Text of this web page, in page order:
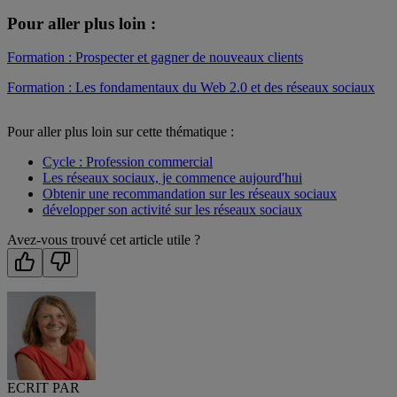
Pour aller plus loin :
Formation : Prospecter et gagner de nouveaux clients
Formation : Les fondamentaux du Web 2.0 et des réseaux sociaux
Pour aller plus loin sur cette thématique :
Cycle : Profession commercial
Les réseaux sociaux, je commence aujourd'hui
Obtenir une recommandation sur les réseaux sociaux
développer son activité sur les réseaux sociaux
Avez-vous trouvé cet article utile ?
ECRIT PAR